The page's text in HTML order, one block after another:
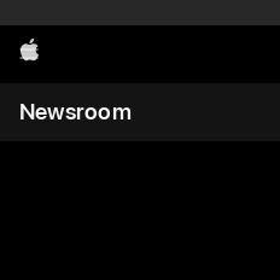
Apple
Newsroom